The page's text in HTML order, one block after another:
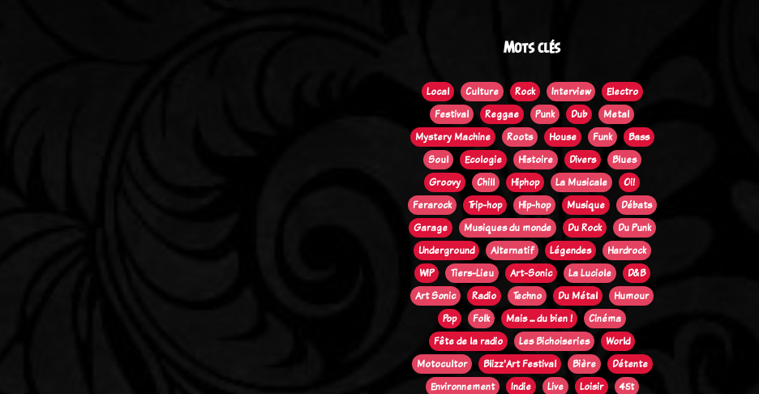
Mots clés
Local Culture Rock Interview
Electro
Festival
Reggae Punk Dub
Metal
Mystery Machine
Roots House Funk
Bass
Soul
Ecologie Histoire Divers
Blues
Groovy
Chill Hiphop La Musicale
Oi!
Ferarock
Trip-hop Hip-hop Musique
Débats
Garage
Musiques du monde Du Rock
Du Punk
Underground
Alternatif Légendes
Hardrock
WIP
Tiers-Lieu Art-Sonic La Luciole
D&B
Art Sonic
Radio Techno Du Métal
Humour
Pop
Folk Mais ... du bien !
Cinéma
Fête de la radio
Les Bichoiseries
World
Motocultor
Blizz'Art Festival Bière
Détente
Environnement
Indie Live Loisir
45t